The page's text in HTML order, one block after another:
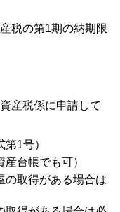
税の第1期の納期限
産税係に申請して
1号）
台帳でも可）
の取得がある場合は